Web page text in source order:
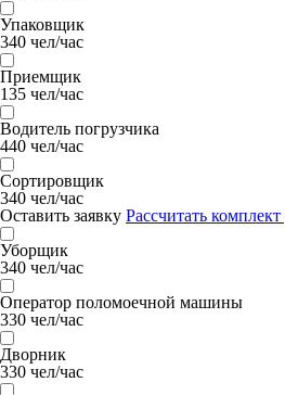
Упаковщик
340 чел/час
Приемщик
135 чел/час
Водитель погрузчика
440 чел/час
Сортировщик
340 чел/час
Оставить заявку Рассчитать комплект
Уборщик
340 чел/час
Оператор поломоечной машины
330 чел/час
Дворник
330 чел/час